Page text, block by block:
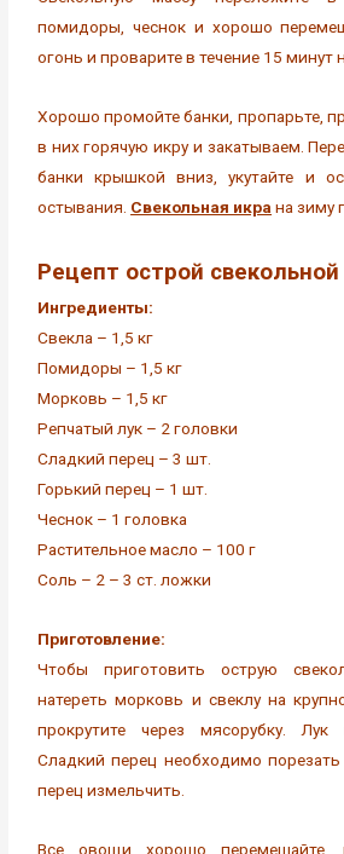
помидоры, чеснок и хорошо
огонь и проварите в течение 15 минут
Хорошо промойте банки, пропарьте,
в них горячую икру и закатываем.
банки крышкой вниз, укутайте и
остывания. Свекольная икра на зиму
Рецепт острой
Ингредиенты:
Свекла – 1,5 кг
Помидоры – 1,5 кг
Морковь – 1,5 кг
Репчатый лук – 2 головки
Сладкий перец – 3 шт.
Горький перец – 1 шт.
Чеснок – 1 головка
Растительное масло – 100 г
Соль – 2 – 3 ст. ложки
Приготовление:
Чтобы приготовить острую
натереть морковь и свеклу на
прокрутите через мясорубку. Лук
Сладкий перец необходимо
перец измельчить.
Все овощи хорошо перемешайте,